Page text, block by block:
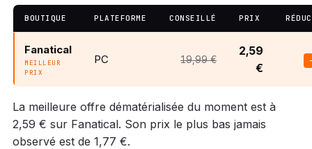
BOUTIQUE PLATEFORME CONSEILLÉ PRIX
Fanatical
MEILLEUR
PRIX
PC 19,99 €
2,59
€
La meilleure offre dématérialisée du moment est à
2,59 € sur Fanatical. Son prix le plus bas jamais
observé est de 1,77 €.